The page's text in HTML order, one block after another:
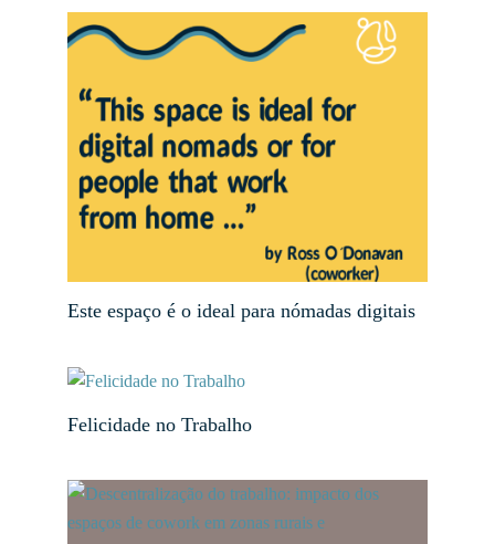
Este espaço é o ideal para nómadas digitais
Felicidade no Trabalho